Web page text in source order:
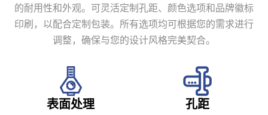
的耐用性和外观。可灵活定制孔距、颜色选项和品牌徽标
印刷，以配合定制包装。所有选项均可根据您的需求进行
调整，确保与您的设计风格完美契合。
表面处理 孔距